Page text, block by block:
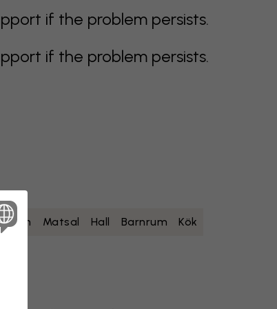
if the problem persists.
if the problem persists.
Matsal Hall Barnrum Kök